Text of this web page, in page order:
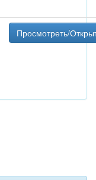
Просмотреть/